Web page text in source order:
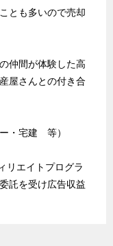
とも多いので売却
仲間が体験した高
屋さんとの付き合
・宅建 等）
リエイトプログラ
託を受け広告収益